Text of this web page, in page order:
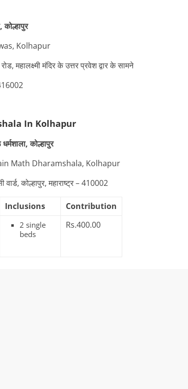
कोल्हापुर
Kolhapur
महालक्ष्मी मंदिर के उत्तर प्रवेश द्वार के सामने
In Kolhapur
कोल्हापुर
Math Dharamshala, Kolhapur
वार्ड, कोल्हापुर, महाराष्ट्र – 410002
Inclusions
Contribution
2 single
beds
Rs.400.00